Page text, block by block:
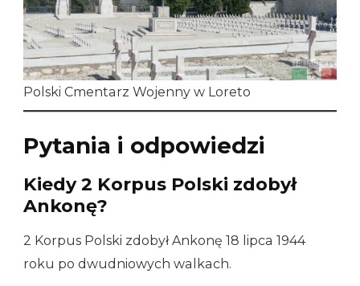
Polski Cmentarz Wojenny w Loreto
Pytania i odpowiedzi
Kiedy 2 Korpus Polski zdobył
Ankonę?
2 Korpus Polski zdobył Ankonę 18 lipca 1944
roku po dwudniowych walkach.